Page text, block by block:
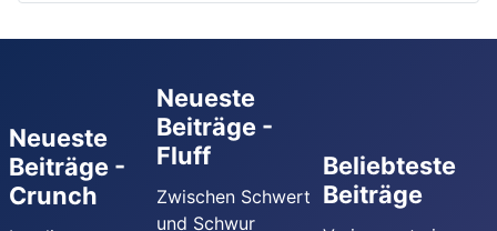
Neueste
Beiträge -
Crunch
Neueste
Beiträge -
Fluff
Zwischen Schwert
und Schwur
Beliebteste
Beiträge